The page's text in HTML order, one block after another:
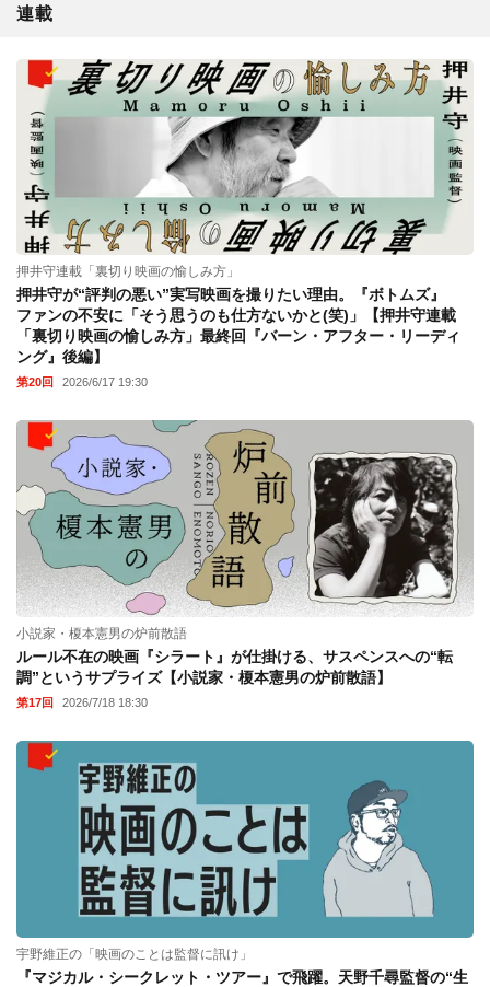
連載
押井守連載「裏切り映画の愉しみ方」
押井守が“評判の悪い”実写映画を撮りたい理由。『ボトムズ』
ファンの不安に「そう思うのも仕方ないかと(笑)」【押井守連載
「裏切り映画の愉しみ方」最終回『バーン・アフター・リーディ
ング』後編】
第20回 2026/6/17 19:30
小説家・榎本憲男の炉前散語
ルール不在の映画『シラート』が仕掛ける、サスペンスへの“転
調”というサプライズ【小説家・榎本憲男の炉前散語】
第17回 2026/7/18 18:30
宇野維正の「映画のことは監督に訊け」
『マジカル・シークレット・ツアー』で飛躍。天野千尋監督の“生